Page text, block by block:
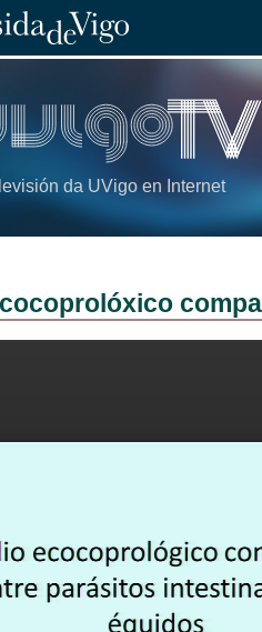
da UVigo en Internet